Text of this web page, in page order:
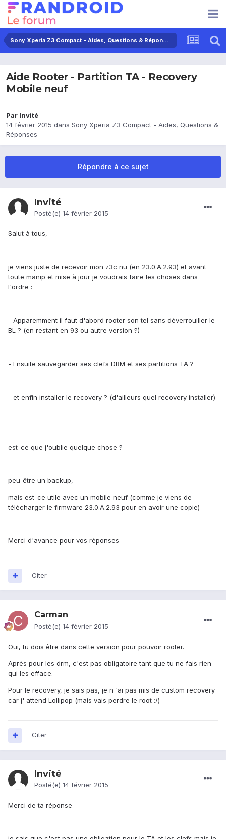
Sony Xperia Z3 Compact - Aides, Questions & Réponses
Aide Rooter - Partition TA - Recovery
Mobile neuf
Par Invité
14 février 2015 dans Sony Xperia Z3 Compact - Aides, Questions &
Réponses
Répondre à ce sujet
Invité
Posté(e) 14 février 2015
Salut à tous,
je viens juste de recevoir mon z3c nu (en 23.0.A.2.93) et avant
toute manip et mise à jour je voudrais faire les choses dans
l'ordre :
- Apparemment il faut d'abord rooter son tel sans déverrouiller le
BL ? (en restant en 93 ou autre version ?)
- Ensuite sauvegarder ses clefs DRM et ses partitions TA ?
- et enfin installer le recovery ? (d'ailleurs quel recovery installer)
est-ce que j'oublie quelque chose ?
peu-être un backup,
mais est-ce utile avec un mobile neuf (comme je viens de
télécharger le firmware 23.0.A.2.93 pour en avoir une copie)
Merci d'avance pour vos réponses
Citer
Carman
Posté(e) 14 février 2015
Oui, tu dois être dans cette version pour pouvoir rooter.
Après pour les drm, c'est pas obligatoire tant que tu ne fais rien
qui les efface.
Pour le recovery, je sais pas, je n 'ai pas mis de custom recovery
car j' attend Lollipop (mais vais perdre le root :/)
Citer
Invité
Posté(e) 14 février 2015
Merci de ta réponse